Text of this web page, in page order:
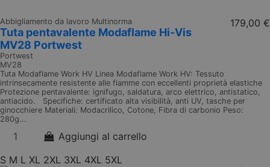
Abbigliamento da lavoro Multinorma
Tuta pentavalente Modaflame Hi-Vis
MV28 Portwest
Portwest
MV28
179,00 €
Tuta Modaflame Work HV Linea Modaflame Work HV: Tessuto
intrinsecamente resistente alle fiamme con eccellenti proprietà elastiche
Protezione pentavalente: ignifugo, saldatura, arco elettrico, antistatico,
antiacido. Specifiche: certificato alta visibilità, anti UV, tasche per
ginocchiere Materiali: Modacrilico, Cotone, Fibra di carbonio Peso:
280g...
Aggiungi al carrello
S M L XL 2XL 3XL 4XL 5XL